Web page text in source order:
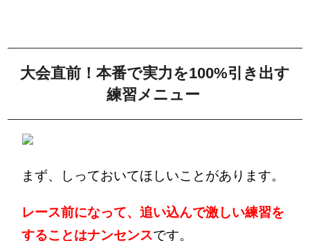
大会直前！本番で実力を100%引き出す
練習メニュー
まず、しっておいてほしいことがあります。
レース前になって、追い込んで激しい練習を
することはナンセンスです。